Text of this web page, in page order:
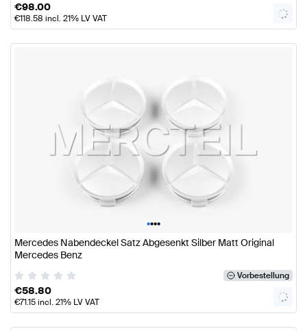
€98.00
€118.58 incl. 21% LV VAT
••••
Mercedes Nabendeckel Satz Abgesenkt Silber Matt Original
Mercedes Benz
Vorbestellung
€58.80
€71.15incl. 21% LV VAT